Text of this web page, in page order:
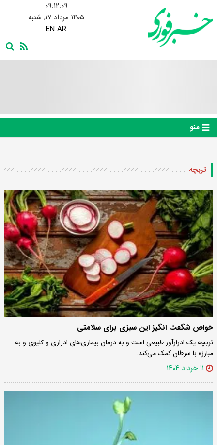
۰۹:۱۲:۱۰
۱۴۰۵ مرداد ۱۷, شنبه
EN AR
منو
تربچه
خواص شگفت انگیز این سبزی برای سلامتی
تربچه یک ادرارآور طبیعی است و به درمان بیماری‌های ادراری و کلیوی و به
مبارزه با سرطان کمک می‌کند.
۱۱ خرداد ۱۴۰۴